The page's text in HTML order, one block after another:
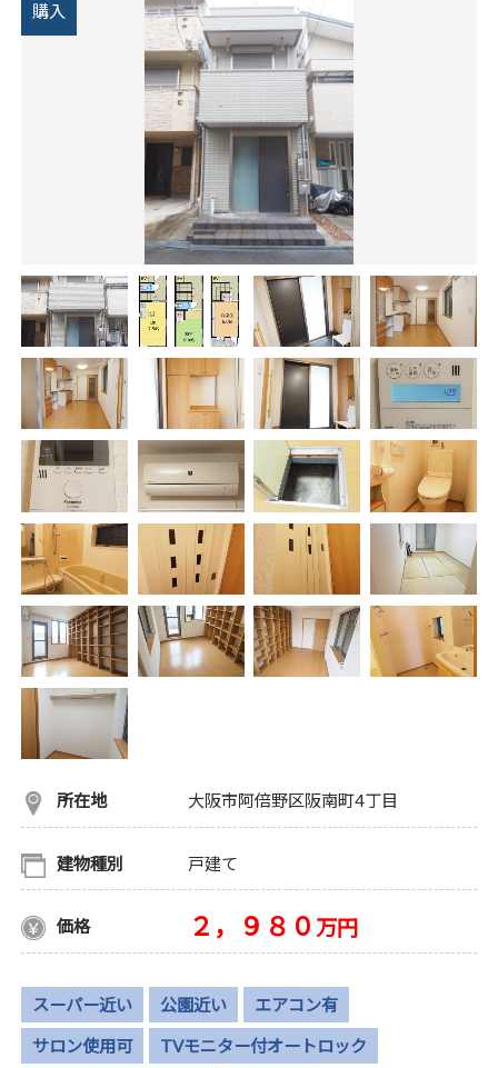
購入
所在地 大阪市阿倍野区阪南町4丁目
建物種別 戸建て
価格 ２，９８０ 万円
スーパー近い 公園近い エアコン有
サロン使用可 TVモニター付オートロック